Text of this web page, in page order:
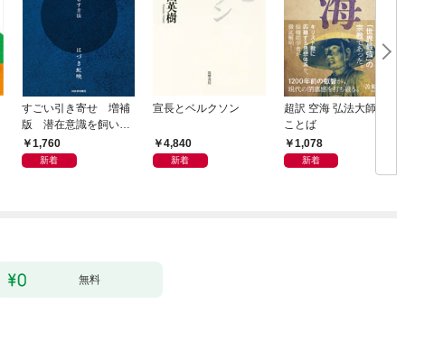
すごい引き寄せ 増補
版 潜在意識を飼い馴
らす方法
1,760
新着
宣長とベルクソン
4,840
新着
超訳 空海 弘法大師の
ことば
1,078
新着
無料